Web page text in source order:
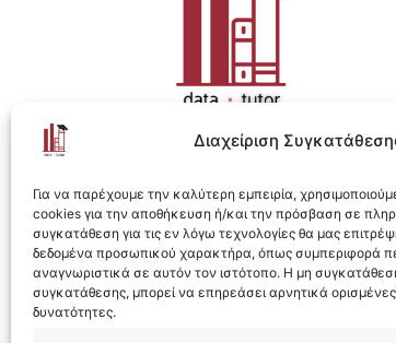
Διαχείριση
Για να παρέχουμε την καλύτερη εμπειρία,
cookies για την αποθήκευση ή/και την πρόσβαση σε
συγκατάθεση για τις εν λόγω τεχνολογίες θα μας
δεδομένα προσωπικού χαρακτήρα, όπως συμπεριφορά
αναγνωριστικά σε αυτόν τον ιστότοπο. Η μη
συγκατάθεσης, μπορεί να επηρεάσει αρνητικά ορισμένες
δυνατότητες.
Η ολοκληρωμένη e-learning
Designed &